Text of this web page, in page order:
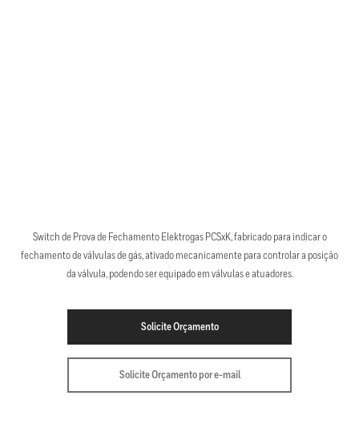
Switch de Prova de Fechamento Elektrogas PCSxK, fabricado para indicar o
fechamento de válvulas de gás, ativado mecanicamente para controlar a posição
da válvula, podendo ser equipado em válvulas e atuadores.
Solicite Orçamento
Solicite Orçamento por e-mail